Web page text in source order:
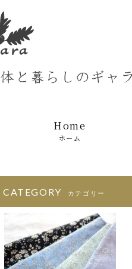
Home
ホーム
CATEGORY カテゴリー